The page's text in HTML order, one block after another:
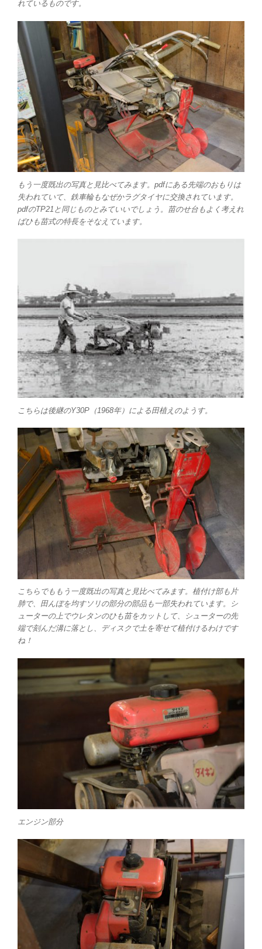
れているものです。
もう一度既出の写真と見比べてみます。pdfにある先端のおもりは
失われていて、鉄車輪もなぜかラグタイヤに交換されています。
pdfのTP21と同じものとみていいでしょう。苗のせ台もよく考えれ
ばひも苗式の特長をそなえています。
こちらは後継のY30P（1968年）による田植えのようす。
こちらでももう一度既出の写真と見比べてみます。植付け部も片
肺で、田んぼを均すソリの部分の部品も一部失われています。シ
ューターの上でウレタンのひも苗をカットして、シューターの先
端で刻んだ溝に落とし、ディスクで土を寄せて植付けるわけです
ね！
エンジン部分